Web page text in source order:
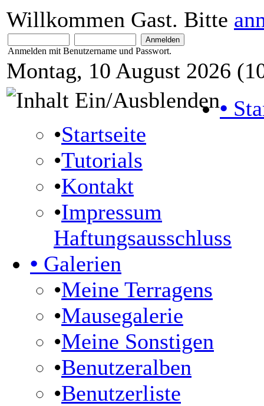
Willkommen Gast. Bitte
Anmelden mit Benutzername und Passwort.
Montag, 10 August 2026
•
•Startseite
•Tutorials
•Kontakt
•Impressum
Haftungsausschluss
• Galerien
•Meine Terragens
•Mausegalerie
•Meine Sonstigen
•Benutzeralben
•Benutzerliste